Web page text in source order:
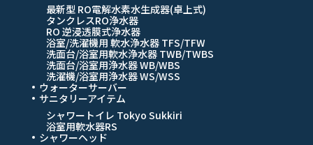
最新型 RO電解水素水生成器(卓上式)
タンクレスRO浄水器
RO 逆浸透膜式浄水器
浴室/洗濯機用 軟水浄水器 TFS/TFW
洗面台/浴室用軟水浄水器 TWB/TWBS
洗面台/浴室用浄水器 WB/WBS
洗濯機/浴室用浄水器 WS/WSS
ウォーターサーバー
サニタリーアイテム
シャワートイレ Tokyo Sukkiri
浴室用軟水器RS
シャワーヘッド